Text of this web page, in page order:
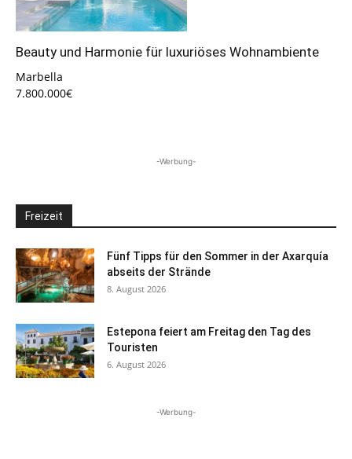
Beauty und Harmonie für luxuriöses Wohnambiente
Marbella
7.800.000€
-Werbung-
Freizeit
Fünf Tipps für den Sommer in der Axarquía
abseits der Strände
8. August 2026
Estepona feiert am Freitag den Tag des
Touristen
6. August 2026
-Werbung-